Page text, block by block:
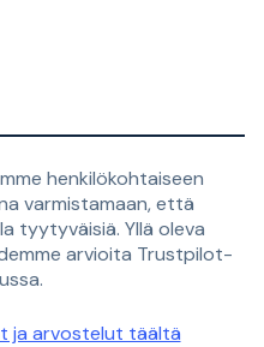
henkilökohtaiseen
varmistamaan, että
tyytyväisiä. Yllä oleva
arvioita Trustpilot-
ja arvostelut täältä